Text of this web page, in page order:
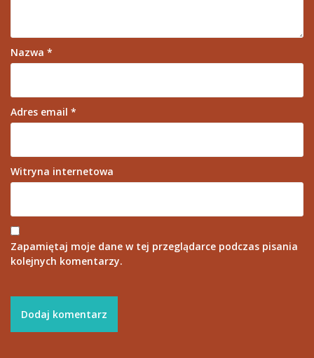
Nazwa *
Adres email *
Witryna internetowa
Zapamiętaj moje dane w tej przeglądarce podczas pisania
kolejnych komentarzy.